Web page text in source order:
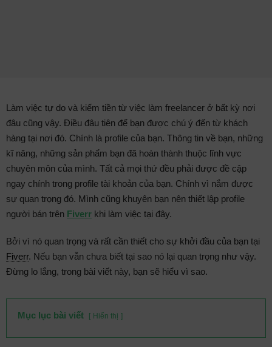
Làm việc tự do và kiếm tiền từ việc làm freelancer ở bất kỳ nơi
đâu cũng vậy. Điều đâu tiên để bạn được chú ý đến từ khách
hàng tại nơi đó. Chính là profile của bạn. Thông tin về bạn, những
kĩ năng, những sản phẩm bạn đã hoàn thành thuộc lĩnh vực
chuyên môn của mình. Tất cả mọi thứ đều phải được đề cập
ngay chính trong profile tài khoản của bạn. Chính vì nắm được
sự quan trọng đó. Mình cũng khuyên bạn nên thiết lập profile
người bán trên Fiverr khi làm việc tại đây.
Bởi vì nó quan trọng và rất cần thiết cho sự khởi đầu của bạn tại
Fiverr. Nếu bạn vẫn chưa biết tại sao nó lại quan trọng như vậy.
Đừng lo lắng, trong bài viết này, bạn sẽ hiểu vì sao.
Mục lục bài viết Hiển thị